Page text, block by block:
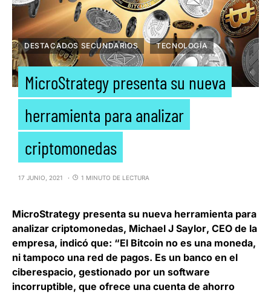
DESTACADOS SECUNDARIOS TECNOLOGÍA
MicroStrategy presenta su nueva
herramienta para analizar
criptomonedas
17 JUNIO, 2021 1 MINUTO DE LECTURA
MicroStrategy presenta su nueva herramienta para
analizar criptomonedas, Michael J Saylor, CEO de la
empresa, indicó que: “El Bitcoin no es una moneda,
ni tampoco una red de pagos. Es un banco en el
ciberespacio, gestionado por un software
incorruptible, que ofrece una cuenta de ahorro